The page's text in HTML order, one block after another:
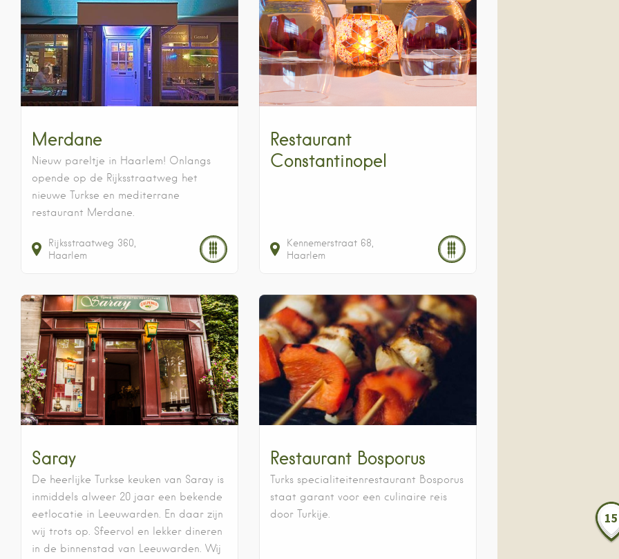
Merdane
Nieuw pareltje in Haarlem! Onlangs
opende op de Rijksstraatweg het
nieuwe Turkse en mediterrane
restaurant Merdane.
Rijksstraatweg 360
Haarlem
Restaurant
Constantinopel
Kennemerstraat 68
Haarlem
Saray
De heerlijke Turkse keuken van Saray is
inmiddels alweer 20 jaar een bekende
eetlocatie in Leeuwarden. En daar zijn
wij trots op. Sfeervol en lekker dineren
in de binnenstad van Leeuwarden. Wij
Restaurant Bosporus
Turks specialiteitenrestaurant Bosporus
staat garant voor een culinaire reis
door Turkije.
15